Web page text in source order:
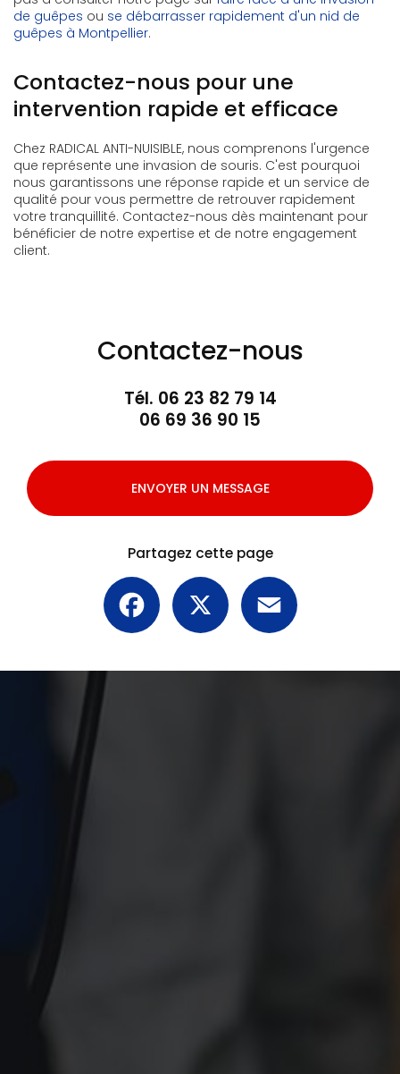
de guêpes ou se débarrasser rapidement d'un nid de
guêpes à Montpellier.
Contactez-nous pour une
intervention rapide et efficace
Chez RADICAL ANTI-NUISIBLE, nous comprenons l'urgence
que représente une invasion de souris. C'est pourquoi
nous garantissons une réponse rapide et un service de
qualité pour vous permettre de retrouver rapidement
votre tranquillité. Contactez-nous dès maintenant pour
bénéficier de notre expertise et de notre engagement
client.
Contactez-nous
Tél. 06 23 82 79 14
06 69 36 90 15
ENVOYER UN MESSAGE
Partagez cette page
Facebook